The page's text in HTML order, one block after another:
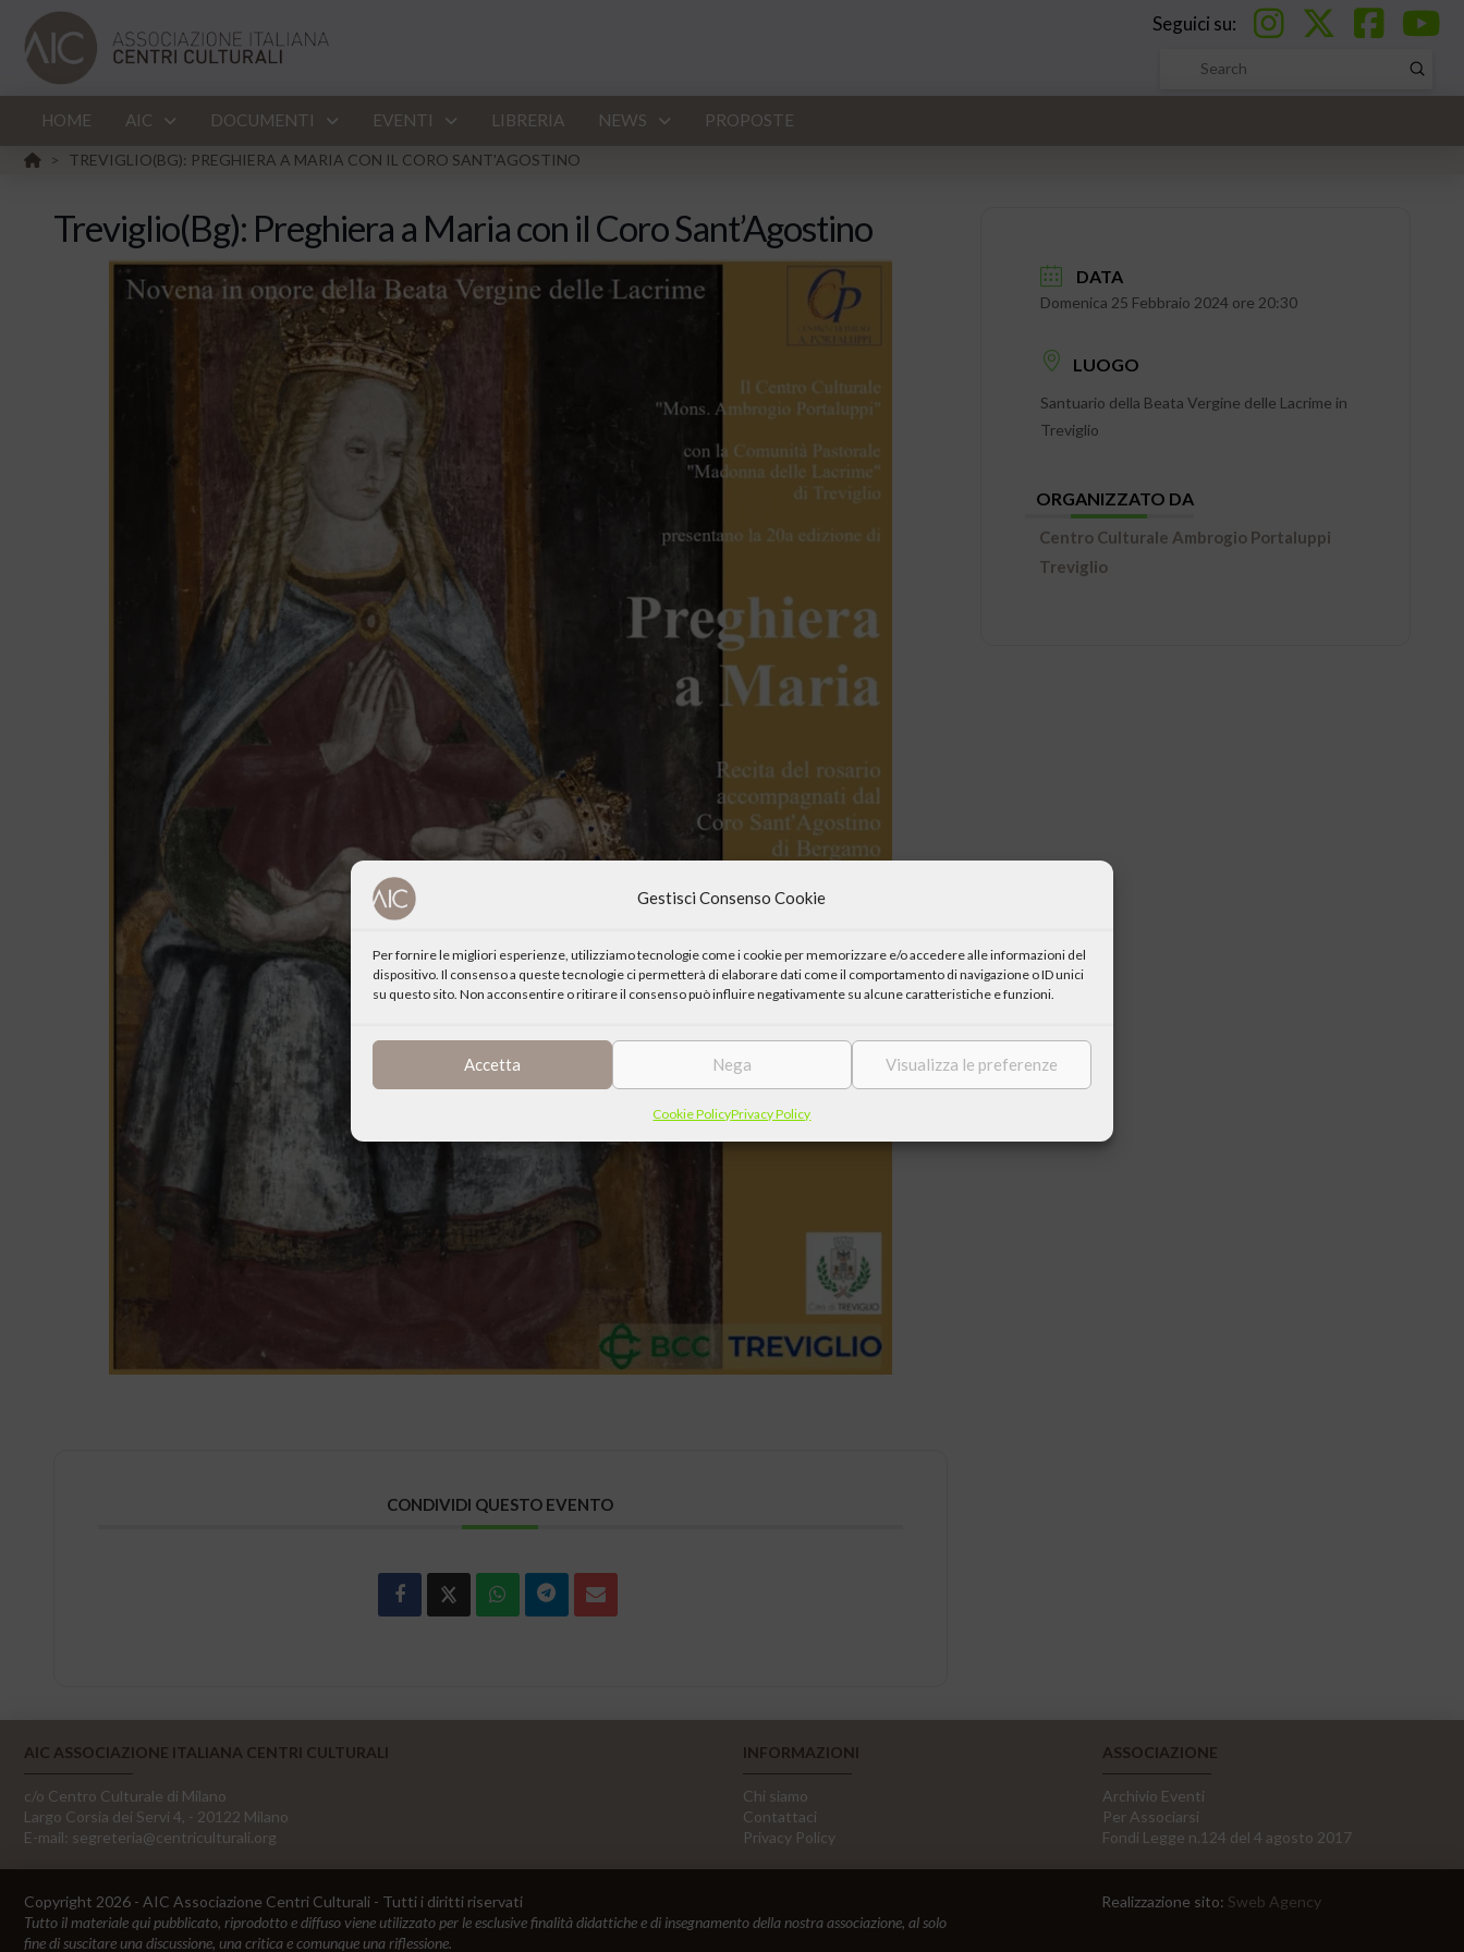
Gestisci Consenso Cookie
Per fornire le migliori esperienze, utilizziamo tecnologie come i cookie per memorizzare e/o accedere alle informazioni del
dispositivo. Il consenso a queste tecnologie ci permetterà di elaborare dati come il comportamento di navigazione o ID unici
su questo sito. Non acconsentire o ritirare il consenso può influire negativamente su alcune caratteristiche e funzioni.
Accetta Nega Visualizza le preferenze
Cookie PolicyPrivacy Policy
Seguici su:
Search
Submit
HOME AIC DOCUMENTI EVENTI LIBRERIA NEWS PROPOSTE
HOME
> TREVIGLIO(BG): PREGHIERA A MARIA CON IL CORO SANT'AGOSTINO
Treviglio(Bg): Preghiera a Maria con il Coro Sant’Agostino
CONDIVIDI QUESTO EVENTO
DATA
Domenica 25 Febbraio 2024 ore 20:30
LUOGO
Santuario della Beata Vergine delle Lacrime in
Treviglio
ORGANIZZATO DA
Centro Culturale Ambrogio Portaluppi
Treviglio
AIC ASSOCIAZIONE ITALIANA CENTRI CULTURALI
c/o Centro Culturale di Milano
Largo Corsia dei Servi 4, - 20122 Milano
E-mail: segreteria@centriculturali.org
INFORMAZIONI
Chi siamo
Contattaci
Privacy Policy
ASSOCIAZIONE
Archivio Eventi
Per Associarsi
Fondi Legge n.124 del 4 agosto 2017
Copyright 2026 - AIC Associazione Centri Culturali - Tutti i diritti riservati
Tutto il materiale qui pubblicato, riprodotto e diffuso viene utilizzato per le esclusive finalità didattiche e di insegnamento della nostra associazione, al solo
fine di suscitare una discussione, una critica e comunque una riflessione.
Realizzazione sito: Sweb Agency